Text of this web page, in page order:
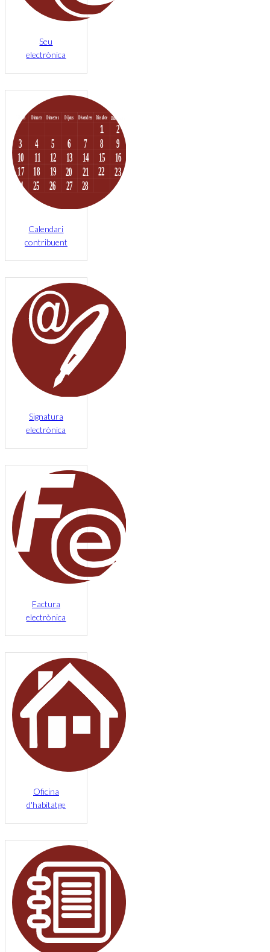
Seu
electrònica
Calendari
contribuent
Signatura
electrònica
Factura
electrònica
Oficina
d'habitatge